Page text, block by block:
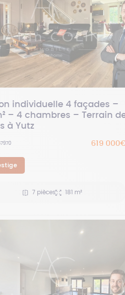
individuelle 4 façades –
– 4 chambres – Terrain
à Yutz
619
7 pièces 181 m²